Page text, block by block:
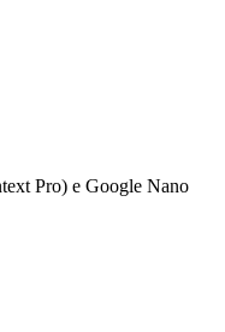
Pro) e Google Nano